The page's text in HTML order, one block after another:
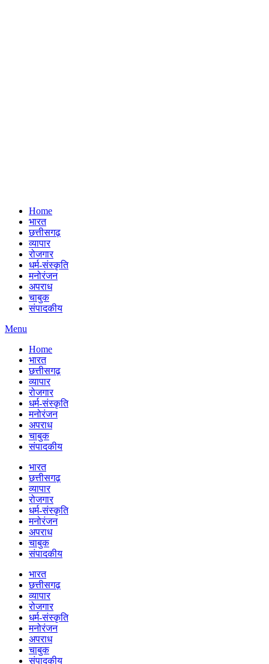
Home
भारत
छत्तीसगढ़
व्यापार
रोजगार
धर्म-संस्कृति
मनोरंजन
अपराध
चाबुक
संपादकीय
Menu
Home
भारत
छत्तीसगढ़
व्यापार
रोजगार
धर्म-संस्कृति
मनोरंजन
अपराध
चाबुक
संपादकीय
भारत
छत्तीसगढ़
व्यापार
रोजगार
धर्म-संस्कृति
मनोरंजन
अपराध
चाबुक
संपादकीय
भारत
छत्तीसगढ़
व्यापार
रोजगार
धर्म-संस्कृति
मनोरंजन
अपराध
चाबुक
संपादकीय